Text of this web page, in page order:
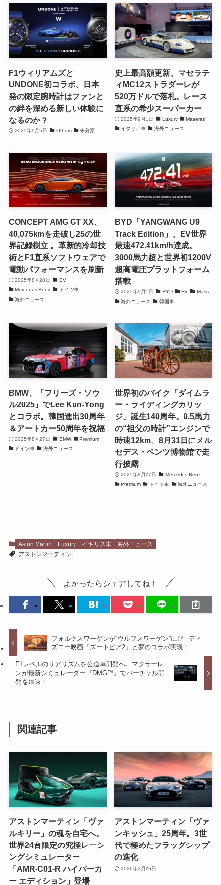
F1ウィリアムズと
UNDONE初コラボ、日本
発の限定腕時計はファンと
の絆を深める新しい体験に
なるのか？
2025年9月5日 Others 未分類
史上最高額更新、マセラテ
ィMC12ストラダーレが
520万ドルで落札。レース
直系の希少スーパーカー
2025年9月1日 Luxury
Maserati
イタリア車
海外ニュース
CONCEPT AMG GT XX、
40,075kmを走破し25の世
界記録樹立 。革新的冷却技
術とF1直系ソフトウェアで
電動パフォーマンスを刷新
2025年8月28日
EV
Mercedes-Benz
ドイツ車
海外ニュース
BYD「YANGWANG U9
Track Edition」、EV世界
最速472.41km/h達成。
3000馬力超と世界初1200V
超高電圧プラットフォーム
搭載
2025年9月1日 BYD EV
Mass
海外ニュース
韓国車
BMW、「フリーズ・ソウ
ル2025」でLee Kun-Yong
とコラボ。韓国進出30周年
＆アートカー50周年を祝福
2025年8月27日 BMW
Premium
ドイツ車
海外ニュース
世界初のバイク「ダイムラ
ー・ライディングカリッ
ジ」誕生140周年。0.5馬力
の“祖父の時計”エンジンで
時速12km、8月31日にメル
セデス・ベンツ博物館で走
行披露
2025年8月27日
Mercedes-Benz
Premium
ドイツ車 海外ニュース
Aston Martin Luxury イギリス車
海外ニュース
アストンマーティン
よかったらシェアしてね！
フォルクスワーゲンが“ウルフスワーゲン”に!? ディ
ズニー映画『ズートピア2』と夢のコラボ実現！
F1レベルのリアリズムを公道車開発へ。マクラーレ
ンが最新シミュレーター『DMG™』でバーチャル開
発を加速！
関連記事
アストンマーティン「ヴァ
ルキリー」の魂を自宅へ。
世界24台限定の究極レーシ
ングシミュレーター
「AMR-C01-R ハイパーカ
ー エディション」登場
アストンマーティン「ヴァ
ンキッシュ」25周年。3世
代で極めたフラッグシップ
の進化
2026年3月26日